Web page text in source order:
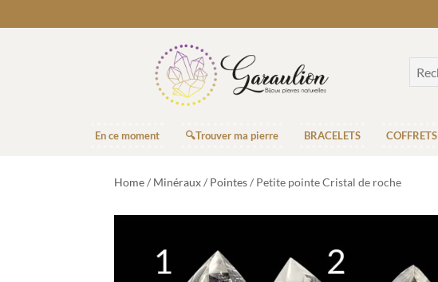
En ce moment 🔍Trouver ma pierre BRACELETS
Home/ Minéraux/ Pointes/ Petite pointe Cristal de roche